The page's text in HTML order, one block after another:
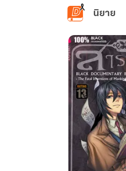
ข้ามไปยังเนื้อหาหลัก
นิยาย